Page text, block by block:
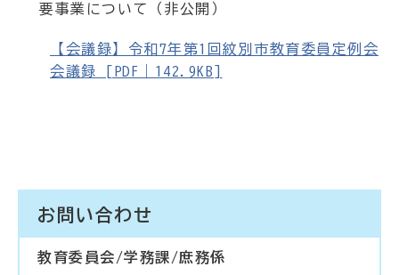
要事業について（非公開）
【会議録】令和7年第1回紋別市教育委員定例会
会議録 [PDF｜142.9KB]
お問い合わせ
教育委員会/学務課/庶務係